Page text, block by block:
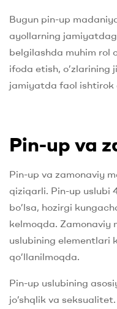
Bugun pin-up
ayollarning
belgilashda muhim rol
ifoda etish, o’zlarining
jamiyatda faol ishtirok
Pin-up va
Pin-up va zamonaviy
qiziqarli. Pin-up uslubi
bo’lsa, hozirgi
kelmoqda. Zamonaviy
uslubining elementlari
qo’llanilmoqda.
Pin-up uslubining
jo’shqlik va